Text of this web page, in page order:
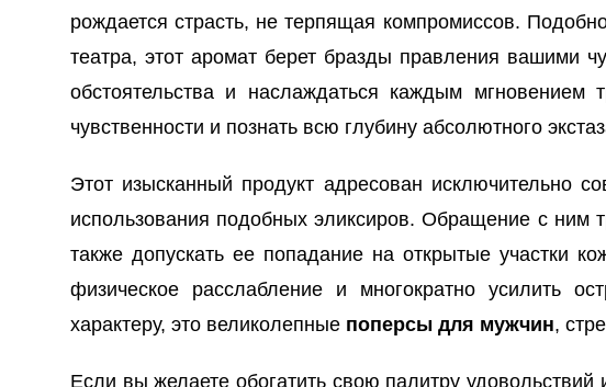
рождается страсть, не терпящая компромиссов.
театра, этот аромат берет бразды правления вашими
обстоятельства и наслаждаться каждым
чувственности и познать всю глубину абсолютного
Этот изысканный продукт адресован исключительно
использования подобных эликсиров. Обращение с ним
также допускать ее попадание на открытые участки
физическое расслабление и многократно усилить
характеру, это великолепные поперсы для мужчин,
Если вы желаете обогатить свою палитру